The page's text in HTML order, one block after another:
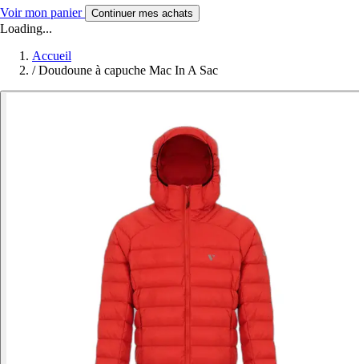
Voir mon panier Continuer mes achats
Loading...
Accueil
/ Doudoune à capuche Mac In A Sac